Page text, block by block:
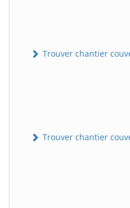
Trouver chantier
Trouver chantier